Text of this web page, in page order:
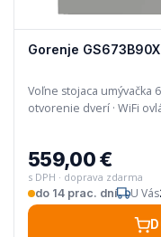
Gorenje GS673B90X
Voľne stojaca umývačka 60 cm ·
559,00 €
s DPH · doprava zdarma
do 14 prac. dní
U Vás